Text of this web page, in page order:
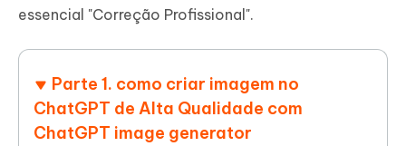
essencial "Correção Profissional".
Parte 1. como criar imagem no
ChatGPT de Alta Qualidade com
ChatGPT image generator